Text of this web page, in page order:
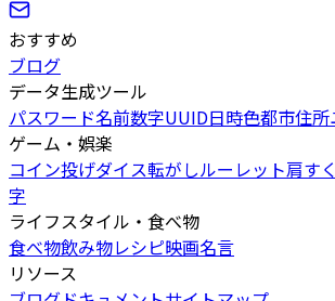
おすすめ
ブログ
データ生成ツール
パスワード名前数字UUID日時色都市住所
ゲーム・娯楽
コイン投げダイス転がしルーレット肩す
字
ライフスタイル・食べ物
食べ物飲み物レシピ映画名言
リソース